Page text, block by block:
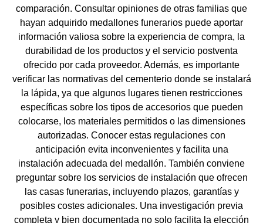
comparación. Consultar opiniones de otras familias que
hayan adquirido medallones funerarios puede aportar
información valiosa sobre la experiencia de compra, la
durabilidad de los productos y el servicio postventa
ofrecido por cada proveedor. Además, es importante
verificar las normativas del cementerio donde se instalará
la lápida, ya que algunos lugares tienen restricciones
específicas sobre los tipos de accesorios que pueden
colocarse, los materiales permitidos o las dimensiones
autorizadas. Conocer estas regulaciones con
anticipación evita inconvenientes y facilita una
instalación adecuada del medallón. También conviene
preguntar sobre los servicios de instalación que ofrecen
las casas funerarias, incluyendo plazos, garantías y
posibles costes adicionales. Una investigación previa
completa y bien documentada no solo facilita la elección